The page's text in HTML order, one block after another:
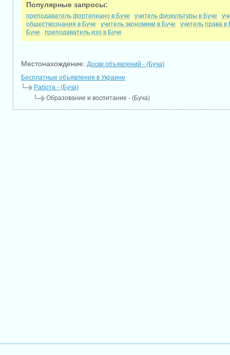
Популярные запросы:
преподаватель фортепиано в Буче учитель физкультуры в Буче
обществознания в Буче
учитель экономики в Буче
учитель права в
Буче
преподаватель изо в Буче
Местонахождение: Доски объявлений - (Буча)
Бесплатные объявления в Украине
Работа - (Буча)
Образование и воспитание - (Буча)